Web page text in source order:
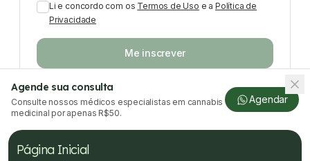
Li e concordo com os Termos de Uso e a Política de
Privacidade
Me inscrever
Agende sua consulta
Consulte nossos médicos especialistas em cannabis
medicinal por apenas R$50.
Agendar
Página Inicial